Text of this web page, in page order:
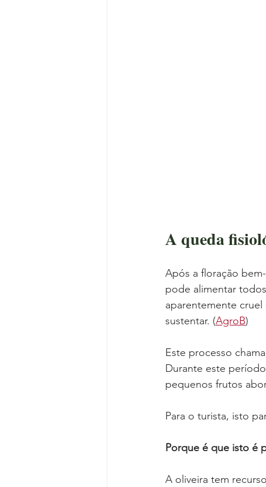
A queda
Após a floração
pode alimentar
aparentemente
sustentar. (AgroB)
Este processo
Durante este
pequenos frutos
Para o turista, isto
Porque é que isto é
A oliveira tem